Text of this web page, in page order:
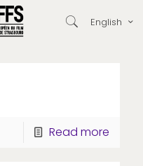
English
Read more